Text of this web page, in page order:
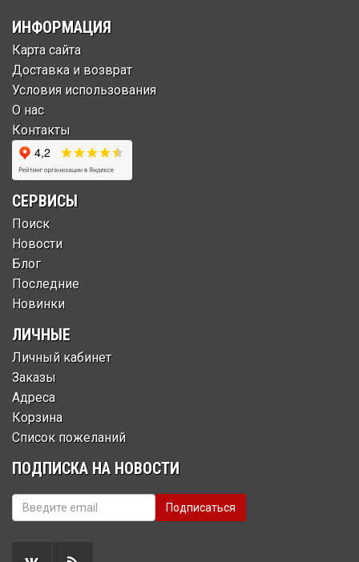
ИНФОРМАЦИЯ
Карта сайта
Доставка и возврат
Условия использования
О нас
Контакты
СЕРВИСЫ
Поиск
Новости
Блог
Последние
Новинки
ЛИЧНЫЕ
Личный кабинет
Заказы
Адреса
Корзина
Список пожеланий
ПОДПИСКА НА НОВОСТИ